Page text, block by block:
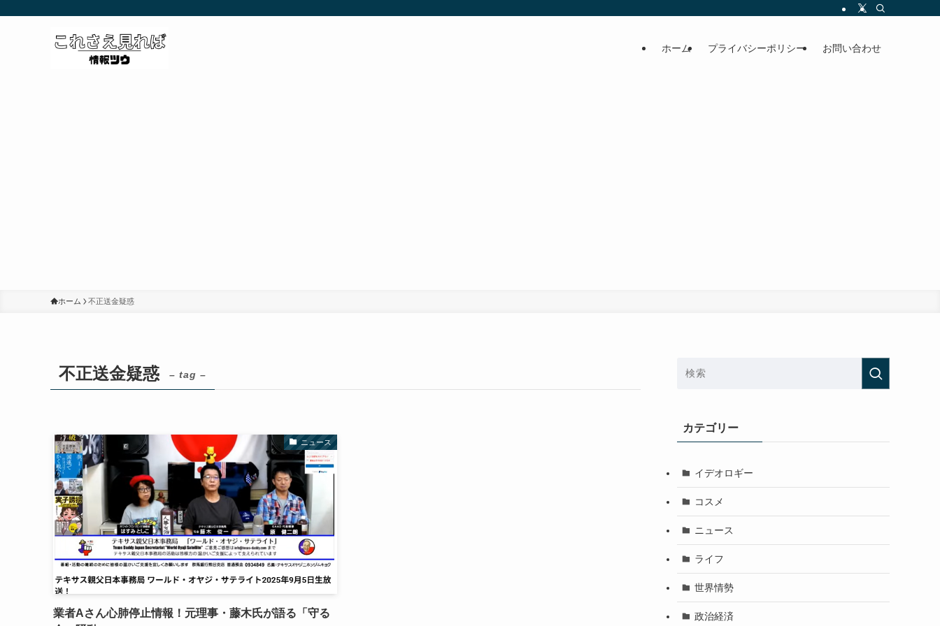
ホーム プライバシーポリシー お問い合わせ
ホーム 不正送金疑惑
不正送金疑惑 – tag –
ニュース
業者Aさん心肺停止情報！元理事・藤木氏が語る「守る
カテゴリー
イデオロギー
コスメ
ニュース
ライフ
世界情勢
政治経済